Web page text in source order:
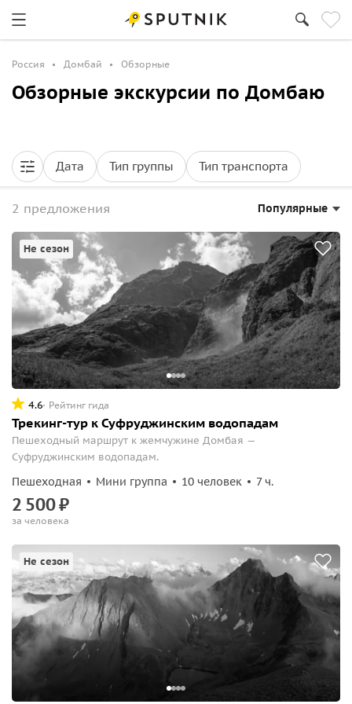
Россия Домбай Обзорные
Обзорные экскурсии по Домбаю
Дата Тип группы Тип транспорта
2 предложения Популярные
Не сезон
4.6 Рейтинг гида
Трекинг-тур к Суфруджинским водопадам
Пешеходный маршрут к жемчужине Домбая —
Суфруджинским водопадам.
Пешеходная Мини группа 10 человек 7 ч.
2 500₽
за человека
Не сезон